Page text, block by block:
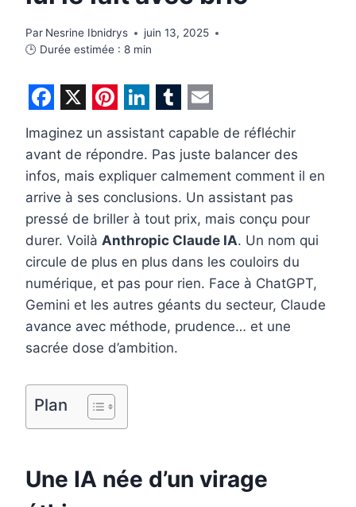
Par Nesrine Ibnidrys
juin 13, 2025
🕒 Durée estimée : 8 min
F
a
c
e
b
o
o
k
X P
i
n
t
e
r
e
s
t
L
i
n
k
e
d
I
n
T
u
m
b
l
r
E
m
a
i
l
Imaginez un assistant capable de réfléchir
avant de répondre. Pas juste balancer des
infos, mais expliquer calmement comment il en
arrive à ses conclusions. Un assistant pas
pressé de briller à tout prix, mais conçu pour
durer. Voilà Anthropic Claude IA. Un nom qui
circule de plus en plus dans les couloirs du
numérique, et pas pour rien. Face à ChatGPT,
Gemini et les autres géants du secteur, Claude
avance avec méthode, prudence… et une
sacrée dose d’ambition.
Plan
Une IA née d’un virage